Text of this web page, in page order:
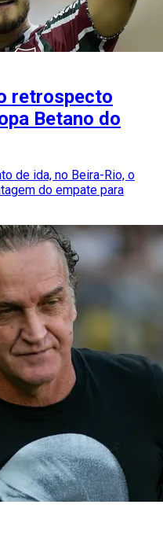
retrospecto
Betano do
de ida, no Beira-Rio, o
do empate para